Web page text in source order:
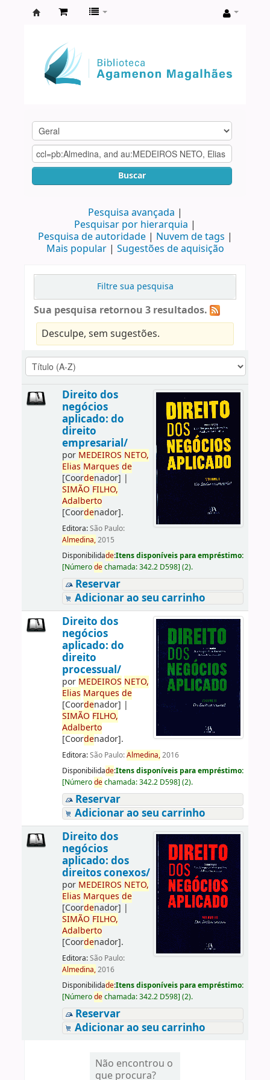
Agamenon
Magalhães
Buscar
Pesquisa avançada
Pesquisar por hierarquia
Pesquisa de autoridade
Nuvem de tags
Mais popular
Sugestões de aquisição
Filtre sua pesquisa
Sua pesquisa retornou 3 resultados.
Desculpe, sem sugestões.
Direito dos
negócios
aplicado: do
direito
empresarial/
por MEDEIROS NETO,
Elias Marques de
[Coordenador] |
SIMÃO FILHO,
Adalberto
[Coordenador].
Editora:São Paulo:
Almedina,2015
Disponibilidade:Itens disponíveis para empréstimo:
[Númerodechamada:342.2 D598] (2).
Reservar
Adicionar ao seu carrinho
Direito dos
negócios
aplicado: do
direito
processual/
por MEDEIROS NETO,
Elias Marques de
[Coordenador] |
SIMÃO FILHO,
Adalberto
[Coordenador].
Editora:São Paulo:Almedina,2016
Disponibilidade:Itens disponíveis para empréstimo:
[Númerodechamada:342.2 D598] (2).
Reservar
Adicionar ao seu carrinho
Direito dos
negócios
aplicado: dos
direitos conexos/
por MEDEIROS NETO,
Elias Marques de
[Coordenador] |
SIMÃO FILHO,
Adalberto
[Coordenador].
Editora:São Paulo:
Almedina,2016
Disponibilidade:Itens disponíveis para empréstimo:
[Númerodechamada:342.2 D598] (2).
Reservar
Adicionar ao seu carrinho
Não encontrou o
que procura?